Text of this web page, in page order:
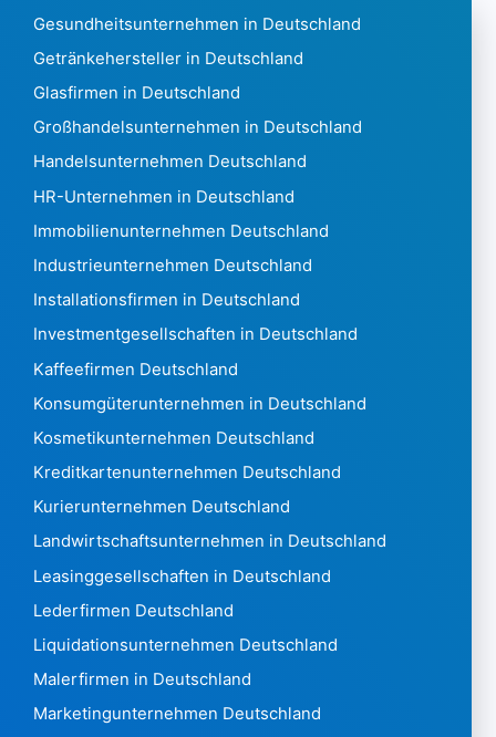
Ungarn 506.770
India6,216,130
Indonesien 236.753
Iran 16745
Irak 4.970
Israel 216.537
Italien6,336,903
Elfenbeinküste 1.490
Jamaika 1.388
Jordanien 18.486
Kasachstan 433057
Kenia5.275
Kiribati13
Kuwait 31.399
Laos28
Lettland 126.478
Libanon 12.201
Liberia705
Libyen451
Liechtenstein 9.427
Litauen 196.237
Gesundheitsunternehmen in Deutschland
Getränkehersteller in Deutschland
Glasfirmen in Deutschland
Großhandelsunternehmen in Deutschland
Handelsunternehmen Deutschland
HR-Unternehmen in Deutschland
Immobilienunternehmen Deutschland
Industrieunternehmen Deutschland
Installationsfirmen in Deutschland
Investmentgesellschaften in Deutschland
Kaffeefirmen Deutschland
Konsumgüterunternehmen in Deutschland
Kosmetikunternehmen Deutschland
Kreditkartenunternehmen Deutschland
Kurierunternehmen Deutschland
Landwirtschaftsunternehmen in Deutschland
Leasinggesellschaften in Deutschland
Lederfirmen Deutschland
Liquidationsunternehmen Deutschland
Malerfirmen in Deutschland
Marketingunternehmen Deutschland